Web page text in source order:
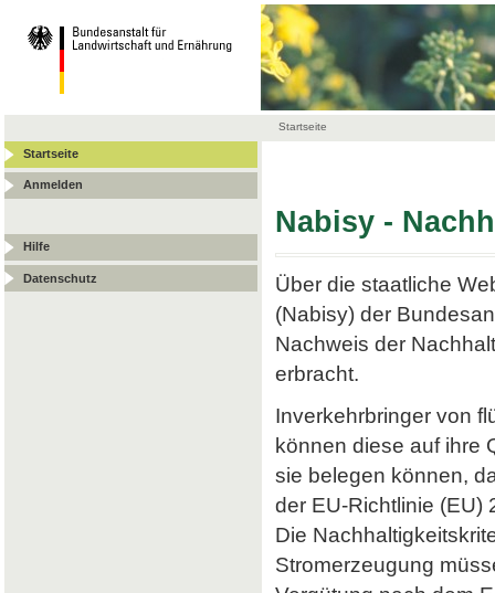
Startseite
Startseite
Anmelden
Hilfe
Datenschutz
Nabisy -
Über die staatliche
(Nabisy) der
Nachweis der
erbracht.
Inverkehrbringer von
können diese auf ihre
sie belegen können,
der EU-Richtlinie (EU)
Die
Stromerzeugung